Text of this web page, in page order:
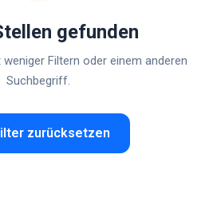
gefunden
Filtern oder einem anderen
Suchbegriff.
zurücksetzen